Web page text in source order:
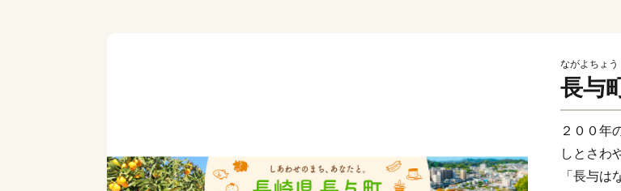
ながよちょう
長与
２００年
しとさわ
「長与